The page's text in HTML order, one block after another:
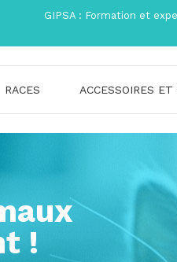
GIPSA : Formation et
RACES ACCESSOIRES
!